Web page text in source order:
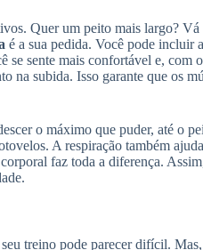
Quer um peito mais largo? Vá
é a sua pedida. Você pode incluir
se sente mais confortável e, com
na subida. Isso garante que os
o máximo que puder, até o
A respiração também
faz toda a diferença.
treino pode parecer difícil.